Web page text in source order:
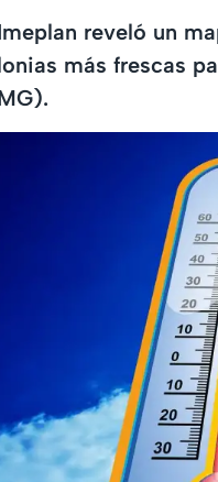
reveló un
más frescas